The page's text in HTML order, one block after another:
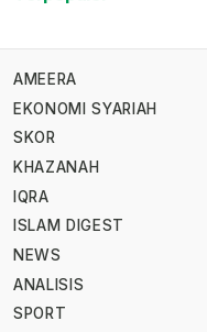
AMEERA
EKONOMI SYARIAH
SKOR
KHAZANAH
IQRA
ISLAM DIGEST
NEWS
ANALISIS
SPORT